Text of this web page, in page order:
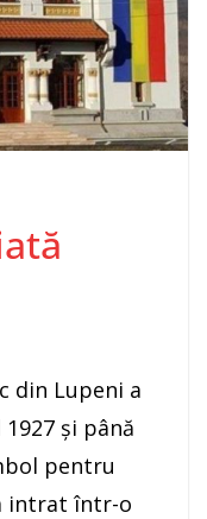
din Lupeni a
şi până
pentru
intrat într-o